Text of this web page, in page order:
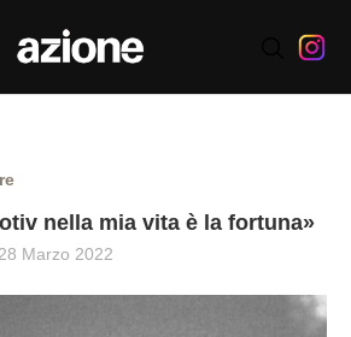
nella mia vita è la fortuna»
28 Marzo 2022